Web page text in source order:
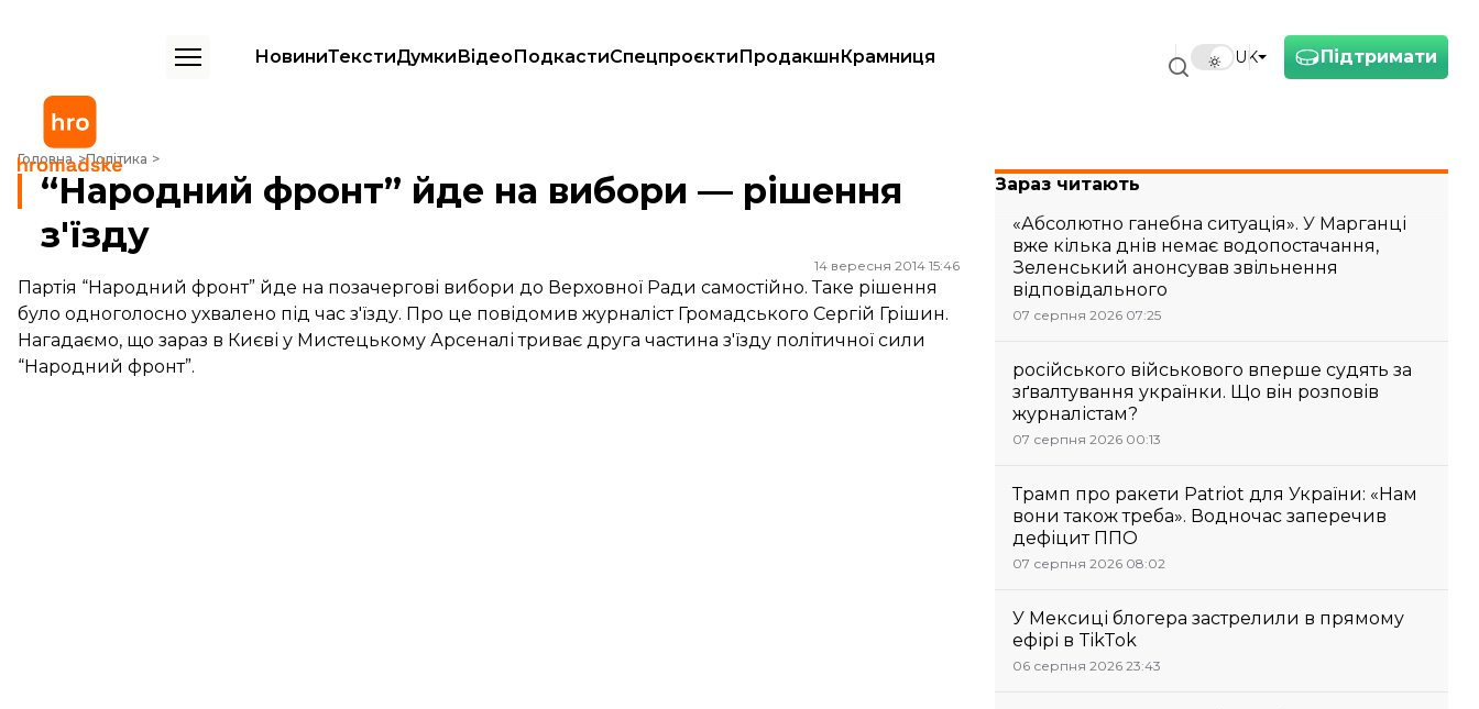
Підтримати
UK
НовиниТекстиДумкиВідеоПодкастиСпецпроєктиПродакшнКрамниця
Головна Політика
“Народний фронт” йде на вибори — рішення з'їзду
“Народний фронт” йде на вибори — рішення
з'їзду
14 вересня 2014 15:46
Партія “Народний фронт” йде на позачергові вибори до Верховної Ради самостійно. Таке рішення
було одноголосно ухвалено під час з'їзду. Про це повідомив журналіст Громадського Сергій Грішин.
Нагадаємо, що зараз в Києві у Мистецькому Арсеналі триває друга частина з'їзду політичної сили
“Народний фронт”.
Зараз читають
«Абсолютно ганебна ситуація». У Марганці
вже кілька днів немає водопостачання,
Зеленський анонсував звільнення
відповідального
07 серпня 2026 07:25
російського військового вперше судять за
зґвалтування українки. Що він розповів
журналістам?
07 серпня 2026 00:13
Трамп про ракети Patriot для України: «Нам
вони також треба». Водночас заперечив
дефіцит ППО
07 серпня 2026 08:02
У Мексиці блогера застрелили в прямому
ефірі в TikTok
06 серпня 2026 23:43